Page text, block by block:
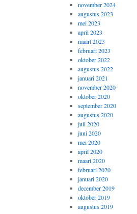
november 2024
augustus 2023
mei 2023
april 2023
maart 2023
februari 2023
oktober 2022
augustus 2022
januari 2021
november 2020
oktober 2020
september 2020
augustus 2020
juli 2020
juni 2020
mei 2020
april 2020
maart 2020
februari 2020
januari 2020
december 2019
oktober 2019
augustus 2019